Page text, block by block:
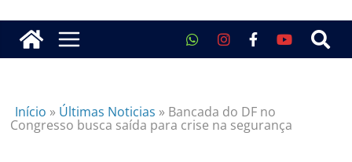
Início » Últimas Noticias » Bancada do DF no
Congresso busca saída para crise na segurança